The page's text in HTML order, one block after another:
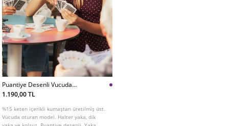
Puantiye Desenli Vucuda
Oturan Top
1.190,00 TL
%15 keten içerikli kumaştan üretilmiş üst.
Vücuda oturan model. Halter yaka, dik